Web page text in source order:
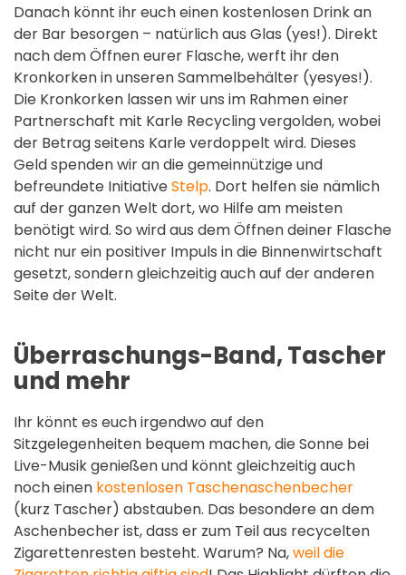
Danach könnt ihr euch einen kostenlosen Drink an
der Bar besorgen – natürlich aus Glas (yes!). Direkt
nach dem Öffnen eurer Flasche, werft ihr den
Kronkorken in unseren Sammelbehälter (yesyes!).
Die Kronkorken lassen wir uns im Rahmen einer
Partnerschaft mit Karle Recycling vergolden, wobei
der Betrag seitens Karle verdoppelt wird. Dieses
Geld spenden wir an die gemeinnützige und
befreundete InitiativeStelp. Dort helfen sie nämlich
auf der ganzen Welt dort, wo Hilfe am meisten
benötigt wird. So wird aus dem Öffnen deiner Flasche
nicht nur ein positiver Impuls in die Binnenwirtschaft
gesetzt, sondern gleichzeitig auch auf der anderen
Seite der Welt.
Überraschungs-Band, Tascher
und mehr
Ihr könnt es euch irgendwo auf den
Sitzgelegenheiten bequem machen, die Sonne bei
Live-Musik genießen und könnt gleichzeitig auch
noch einen kostenlosen Taschenaschenbecher
(kurz Tascher) abstauben. Das besondere an dem
Aschenbecher ist, dass er zum Teil aus recycelten
Zigarettenresten besteht. Warum? Na,weil die